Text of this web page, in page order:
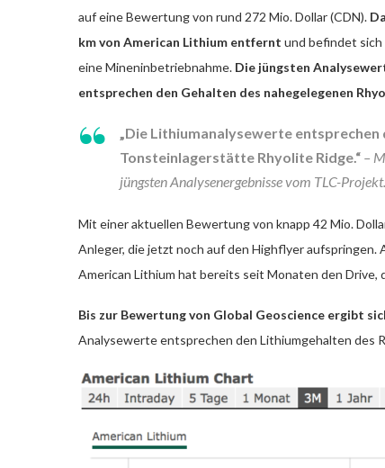
auf eine Bewertung von rund 272 Mio. Dollar (CDN).
km von American Lithium entfernt und befindet
eine Mineninbetriebnahme. Die jüngsten
entsprechen den Gehalten des nahegelegenen
„Die Lithiumanalysewerte entsprechen
Tonsteinlagerstätte Rhyolite Ridge.“ –
jüngsten Analysenergebnisse vom TLC-Projekt.
Mit einer aktuellen Bewertung von knapp 42 Mio.
Anleger, die jetzt noch auf den Highflyer
American Lithium hat bereits seit Monaten den
Bis zur Bewertung von Global Geoscience ergibt
Analysewerte entsprechen den Lithiumgehalten des